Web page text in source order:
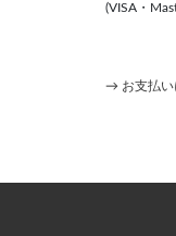
(VISA・
→ お支払い